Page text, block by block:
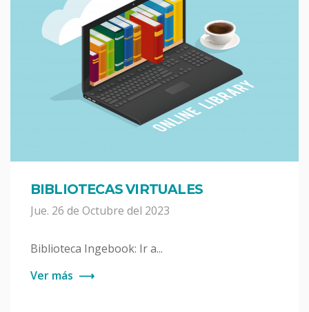
BIBLIOTECAS VIRTUALES
Jue. 26 de Octubre del 2023
Biblioteca Ingebook: Ir a...
Ver más ⟶